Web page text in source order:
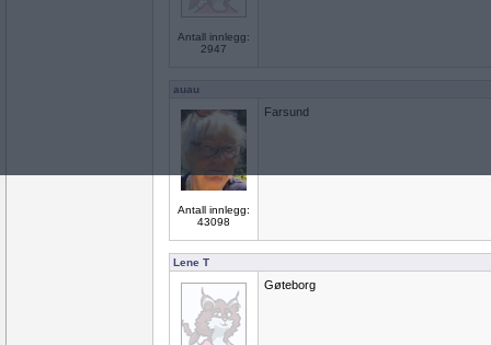
Antall innlegg:
2947
auau
Antall innlegg:
43098
Farsund
Lene T
Gøteborg